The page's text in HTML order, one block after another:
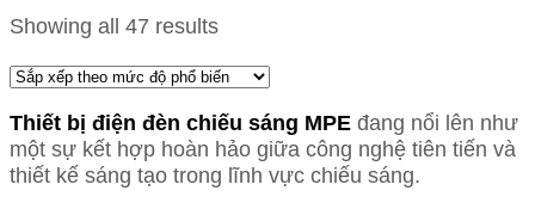
Showing all 47 results
Thiết bị điện đèn chiếu sáng MPE đang nổi lên như
một sự kết hợp hoàn hảo giữa công nghệ tiên tiến và
thiết kế sáng tạo trong lĩnh vực chiếu sáng.